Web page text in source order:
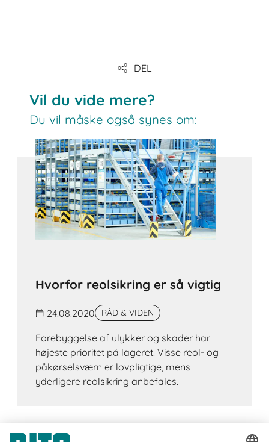
Link
DEL
Vil du vide mere?
Du vil måske også synes om:
Hvorfor reolsikring er så vigtig
24.08.2020 RÅD & VIDEN
Forebyggelse af ulykker og skader har
højeste prioritet på lageret. Visse reol- og
påkørselsværn er lovpligtige, mens
yderligere reolsikring anbefales.